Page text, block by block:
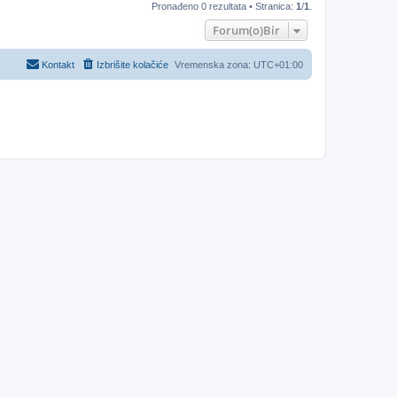
Pronađeno 0 rezultata • Stranica: 1/1
Forum(o)Bir
Vremenska zona: UTC+01:00
Izbrišite kolačiće
Kontakt